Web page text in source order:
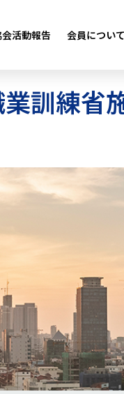
活動報告 会員について
訓練省